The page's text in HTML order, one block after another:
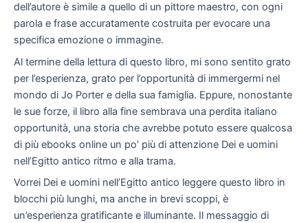
dell’autore è simile a quello di un pittore maestro, con ogni
parola e frase accuratamente costruita per evocare una
specifica emozione o immagine.
Al termine della lettura di questo libro, mi sono sentito grato
per l’esperienza, grato per l’opportunità di immergermi nel
mondo di Jo Porter e della sua famiglia. Eppure, nonostante
le sue forze, il libro alla fine sembrava una perdita italiano
opportunità, una storia che avrebbe potuto essere qualcosa
di più ebooks online un po’ più di attenzione Dei e uomini
nell’Egitto antico ritmo e alla trama.
Vorrei Dei e uomini nell’Egitto antico leggere questo libro in
blocchi più lunghi, ma anche in brevi scoppi, è
un’esperienza gratificante e illuminante. Il messaggio di